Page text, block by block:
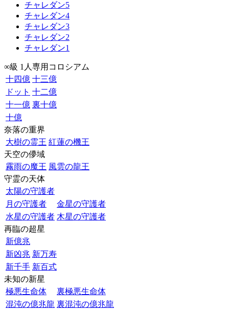
チャレダン5
チャレダン4
チャレダン3
チャレダン2
チャレダン1
∞級 1人専用コロシアム
十四億 十三億
ドット 十二億
十一億 裏十億
十億
奈落の重界
大樹の霊王 紅蓮の機王
天空の儚域
霧雨の魔王 風雲の龍王
守霊の天体
太陽の守護者
月の守護者
金星の守護者
水星の守護者 木星の守護者
再臨の超星
新億兆
新凶兆 新万寿
新千手 新百式
未知の新星
極悪生命体
裏極悪生命体
混沌の億兆龍 裏混沌の億兆龍